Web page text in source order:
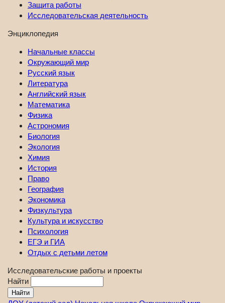
Защита работы
Исследовательская деятельность
Энциклопедия
Начальные классы
Окружающий мир
Русский язык
Литература
Английский язык
Математика
Физика
Астрономия
Биология
Экология
Химия
История
Право
География
Экономика
Физкультура
Культура и искусство
Психология
ЕГЭ и ГИА
Отдых с детьми летом
Исследовательские работы и проекты
Найти